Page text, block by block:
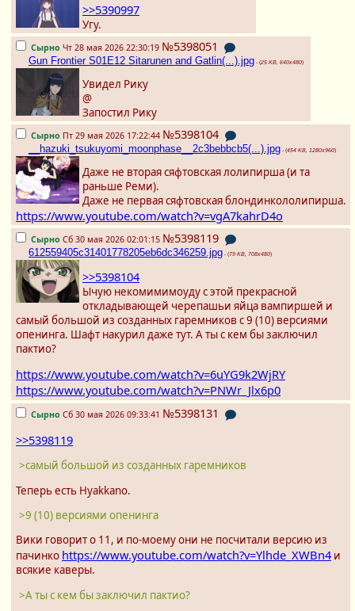
>>5390997
Угу.
Сырно Чт 28 мая 2026 22:30:19 №5398051
Gun Frontier S01E12 Sitarunen and Gatlin(...).jpg - (25 KB, 640x480)
Увидел Рику
@
Запостил Рику
Сырно Пт 29 мая 2026 17:22:44 №5398104
__hazuki_tsukuyomi_moonphase__2c3bebbcb5(...).jpg - (454 KB, 1280x960)
Даже не вторая сяфтовская лолипирша (и та
раньше Реми).
Даже не первая сяфтовская блондинкололипирша.
https://www.youtube.com/watch?v=vgA7kahrD4o
Сырно Сб 30 мая 2026 02:01:15 №5398119
612559405c31401778205eb6dc346259.jpg - (79 KB, 708x480)
>>5398104
Ычую некомимимоуду с этой прекрасной
откладывающей черепашьи яйца вампиршей и
самый большой из созданных гаремников с 9 (10) версиями
опенинга. Шафт накурил даже тут. А ты с кем бы заключил
пактио?
https://www.youtube.com/watch?v=6uYG9k2WjRY
https://www.youtube.com/watch?v=PNWr_Jlx6p0
Сырно Сб 30 мая 2026 09:33:41 №5398131
>>5398119
>самый большой из созданных гаремников
Теперь есть Hyakkano.
>9 (10) версиями опенинга
Вики говорит о 11, и по-моему они не посчитали версию из
пачинко https://www.youtube.com/watch?v=Ylhde_XWBn4 и
всякие каверы.
>А ты с кем бы заключил пактио?